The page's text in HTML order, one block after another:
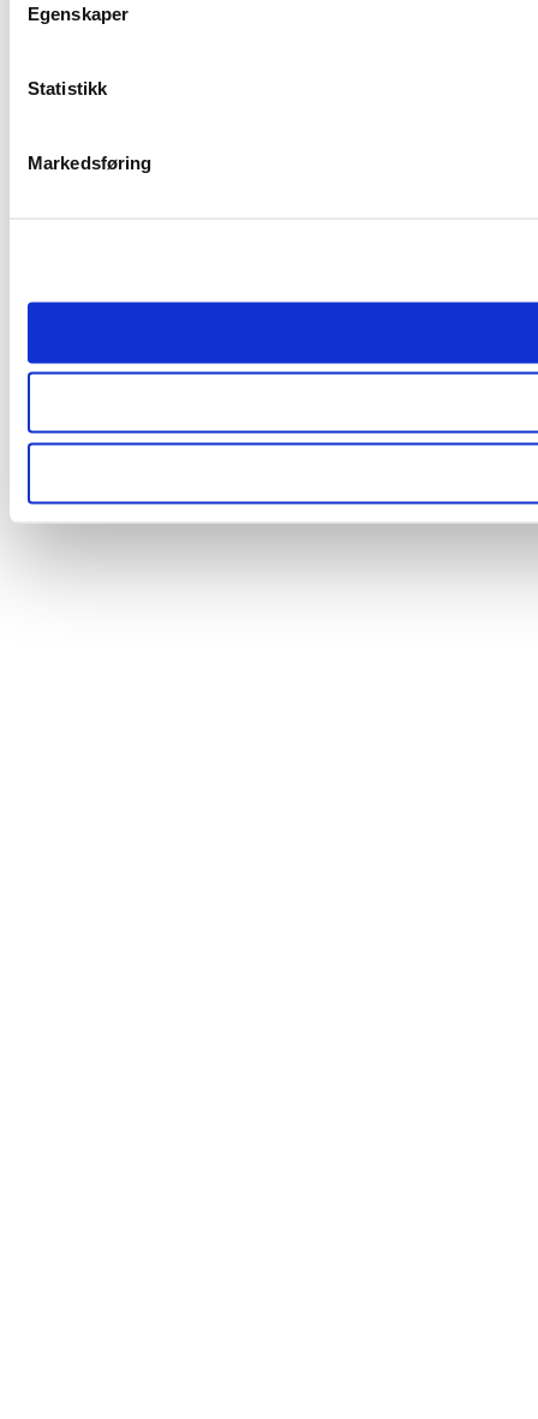
Egenskaper
Statistikk
Markedsføring